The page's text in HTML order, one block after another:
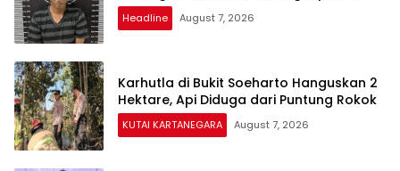
Headline August 7, 2026
Karhutla di Bukit Soeharto Hanguskan 2
Hektare, Api Diduga dari Puntung Rokok
KUTAI KARTANEGARA August 7, 2026